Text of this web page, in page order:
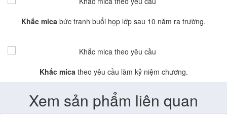
Khắc mica bức tranh buổi họp lớp sau 10 năm ra trường.
Khắc micatheo yêu cầu làm kỷ niệm chương.
Xem sản phẩm liên quan